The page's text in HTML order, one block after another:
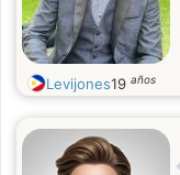
Levijones19 años